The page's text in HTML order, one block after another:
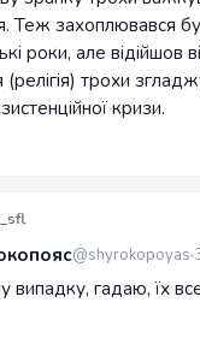
Теж захоплювався
роки, але відійшов
трохи
кризи.
@shyrokopoyas
випадку, гадаю, їх